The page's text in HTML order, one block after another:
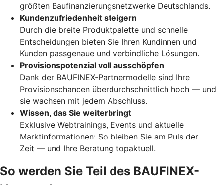
größten Baufinanzierungsnetzwerke Deutschlands.
Kundenzufriedenheit steigern
Durch die breite Produktpalette und schnelle
Entscheidungen bieten Sie Ihren Kundinnen und
Kunden passgenaue und verbindliche Lösungen.
Provisionspotenzial voll ausschöpfen
Dank der BAUFINEX-Partnermodelle sind Ihre
Provisionschancen überdurchschnittlich hoch — und
sie wachsen mit jedem Abschluss.
Wissen, das Sie weiterbringt
Exklusive Webtrainings, Events und aktuelle
Marktinformationen: So bleiben Sie am Puls der
Zeit — und Ihre Beratung topaktuell.
So werden Sie Teil des BAUFINEX-